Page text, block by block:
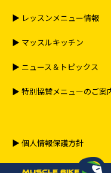
はオイル処理清掃費
ます。
他の走行者に危険や
が判断した車両は走
時計回り（＝左回り
行為は禁止とさせて
▶︎ レッスンメニュー情報
▶︎ マッスルキッチン
▶︎ ニュース＆トピックス
▶︎ 特別協賛メニューのご案
▶︎ 個人情報保護方針